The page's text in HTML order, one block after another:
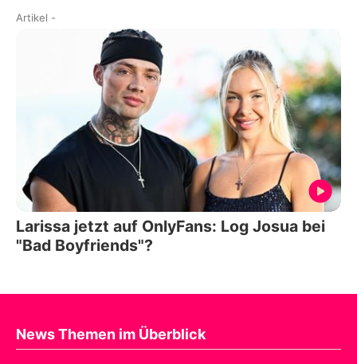
Artikel -
Larissa jetzt auf OnlyFans: Log Josua bei
"Bad Boyfriends"?
News Themen im Überblick